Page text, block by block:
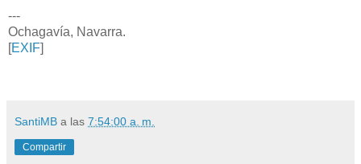
---
Ochagavía, Navarra.
[EXIF]
SantiMB a las 7:54:00 a. m.
Compartir